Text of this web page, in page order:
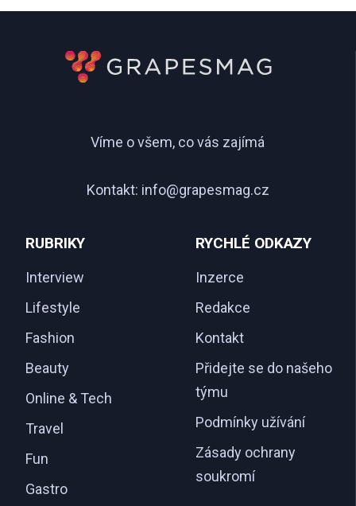
Víme o všem, co vás zajímá
Kontakt: info@grapesmag.cz
RUBRIKY
Interview
Lifestyle
Fashion
Beauty
Online & Tech
Travel
Fun
Gastro
RYCHLÉ ODKAZY
Inzerce
Redakce
Kontakt
Přidejte se do našeho
týmu
Podmínky užívání
Zásady ochrany
soukromí